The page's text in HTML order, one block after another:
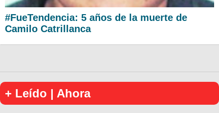
#FueTendencia: 5 años de la muerte de
Camilo Catrillanca
+ Leído | Ahora